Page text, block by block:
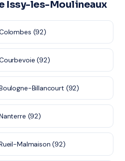
Issy-les-Moulineaux
(92)
(92)
Billancourt (92)
(92)
Malmaison (92)